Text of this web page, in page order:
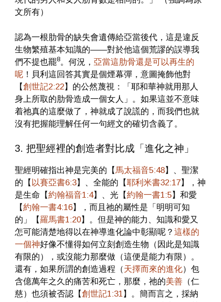
文所有）
認為一根肋骨的缺失會遺傳給亞當後代，這是違反
生物繁殖基本知識的——對於他這個荒謬的誤導我
們不提也罷8。何況， 亞當這肋骨還是可以再生的
呢 ！貝利這回答其實是個煙幕彈，意圖掩飾他對
【創世記2:22】的公然蔑視：「耶和華神就用那人
身上所取的肋骨造成一個女人」。如果這並不意味
着祂真的這麼做了，神就成了說謊的，而我們也就
沒有把握能理解任何一句經文的確切含義了。
3. 把聖經裡的創造者對比成「進化之神」
聖經明確指出神是完美的【馬太福音5:48】、聖潔
的【 以賽亞書6:3】、全能的【耶利米書32:17】，神
是生命【約翰福音1:4】、光【約翰一書1:5】和愛
【約翰一書4:16】，而且祂的屬性是「明明可知
的」【羅馬書1:20】。但是神的能力、知識和愛又
怎可能清楚地得以在神導進化論中彰顯呢？ 這樣的
一個神好像不懂得如何立刻創造生物（因此是知識
有限的），或沒能力那麼做（這便是能力有限）。
還有，如果所謂的創造過程（天擇而來的進化）包
含億萬年之久的痛苦和死亡，那麼，祂的美善 （仁
慈）也須被否認【創世記1:31 】。簡而言之，採納